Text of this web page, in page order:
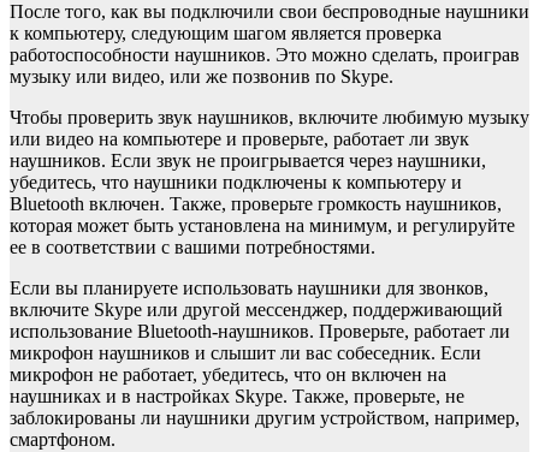
После того, как вы подключили свои беспроводные наушники
к компьютеру, следующим шагом является проверка
работоспособности наушников. Это можно сделать, проиграв
музыку или видео, или же позвонив по Skype.
Чтобы проверить звук наушников, включите любимую музыку
или видео на компьютере и проверьте, работает ли звук
наушников. Если звук не проигрывается через наушники,
убедитесь, что наушники подключены к компьютеру и
Bluetooth включен. Также, проверьте громкость наушников,
которая может быть установлена на минимум, и регулируйте
ее в соответствии с вашими потребностями.
Если вы планируете использовать наушники для звонков,
включите Skype или другой мессенджер, поддерживающий
использование Bluetooth-наушников. Проверьте, работает ли
микрофон наушников и слышит ли вас собеседник. Если
микрофон не работает, убедитесь, что он включен на
наушниках и в настройках Skype. Также, проверьте, не
заблокированы ли наушники другим устройством, например,
смартфоном.